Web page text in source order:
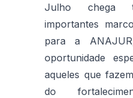
Julho chega
importantes
para a
oportunidade
aqueles que
do